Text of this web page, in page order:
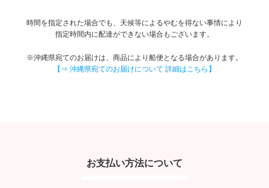
時間を指定された場合でも、天候等によるやむを得ない事情により
指定時間内に配達ができない場合もございます。
※沖縄県宛てのお届けは、商品により船便となる場合があります。
【⇒ 沖縄県宛てのお届けについて 詳細はこちら】
お支払い方法について